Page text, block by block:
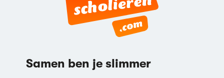
Samen ben je slimmer